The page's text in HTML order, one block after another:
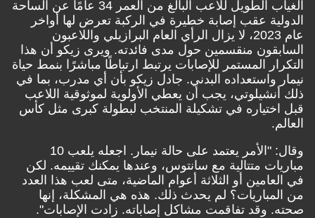
الغياب الطويل للاعب البالغ من العمر 34 عامًا عن الساحة
الدولية عقب إصابة خطيرة في الركبة تعرض لها أواخر
عام 2023، لا يزال الرأي العام البرازيلي واللاعبون
السابقون منقسمين حول مدى فائدته. ويرى زيكو أن هذا
التكرار المستمر للإصابات يرتبط ارتباطًا مباشرًا بنمط حياة
نيمار واستعداده البدني. جادل زيكو بأن أي مدرب، بما في
ذلك أنشيلوتي، يجب أن يعطي الأولوية لموثوقية اللاعب
قبل اختياره في تشكيلة المنتخب لبطولة كبرى مثل كأس
العالم.
وقال: "الأمر يعتمد على حالة نيمار. اجعله يلعب 10
مباريات متتالية مع سانتوس، وعندها يمكنك تقييمه. لكن
في العامين أو الثلاثة أعوام الماضية، متى لعب هذا العدد
من المباريات؟ لم يحدث ذلك. هذه هي المشكلة، إنها
صحته. وقد تفاقمت مشاكل إصاباته. زادت الإصابات".